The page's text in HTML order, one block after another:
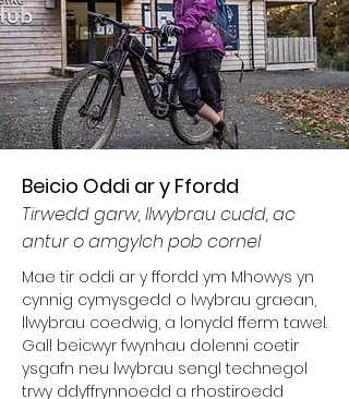
Beicio Oddi ar y Ffordd
Tirwedd garw, llwybrau cudd, ac
antur o amgylch pob cornel
Mae tir oddi ar y ffordd ym Mhowys yn
cynnig cymysgedd o lwybrau graean,
llwybrau coedwig, a lonydd fferm tawel.
Gall beicwyr fwynhau dolenni coetir
ysgafn neu lwybrau sengl technegol
trwy ddyffrynnoedd a rhostiroedd